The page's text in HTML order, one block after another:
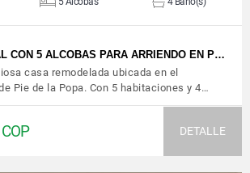
CON 5 ALCOBAS PARA ARRIENDO EN P…
casa remodelada ubicada en el
Pie de la Popa. Con 5 habitaciones y 4…
COP DETALLE